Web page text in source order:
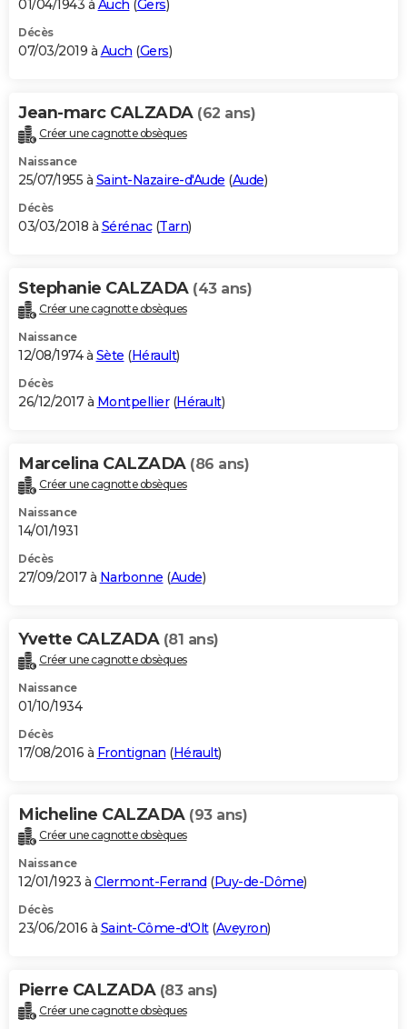
01/04/1943 à Auch (Gers)
Décès
07/03/2019 à Auch (Gers)
Jean-marc CALZADA (62 ans)
Créer une cagnotte obsèques
Naissance
25/07/1955 à Saint-Nazaire-d'Aude (Aude)
Décès
03/03/2018 à Sérénac(Tarn)
Stephanie CALZADA (43 ans)
Créer une cagnotte obsèques
Naissance
12/08/1974 à Sète (Hérault)
Décès
26/12/2017 à Montpellier(Hérault)
Marcelina CALZADA (86 ans)
Créer une cagnotte obsèques
Naissance
14/01/1931
Décès
27/09/2017 à Narbonne (Aude)
Yvette CALZADA (81 ans)
Créer une cagnotte obsèques
Naissance
01/10/1934
Décès
17/08/2016 à Frontignan (Hérault)
Micheline CALZADA (93 ans)
Créer une cagnotte obsèques
Naissance
12/01/1923 à Clermont-Ferrand (Puy-de-Dôme)
Décès
23/06/2016 à Saint-Côme-d'Olt(Aveyron)
Pierre CALZADA (83 ans)
Créer une cagnotte obsèques